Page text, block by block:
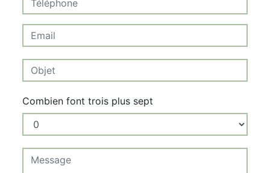
Combien font trois plus sept